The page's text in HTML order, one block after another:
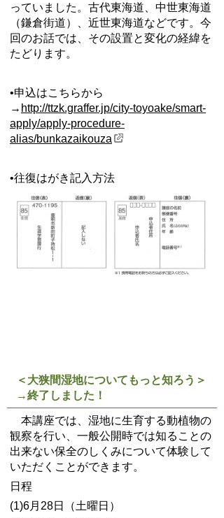
っていました。古代東海道、中世東海道
（鎌倉街道）、近世東海道などです。今
回のお話では、その設置と変化の経緯を
たどります。
•申込はこちらから
→ http://ttzk.graffer.jp/city-toyoake/smart-
apply/apply-procedure-
alias/bunkazaikouza
•往復はがき記入方法
＜大狭間湿地についてもっと知ろう＞
→終了しました！
本講座では、湿地に生育する動植物の
観察を行い、一般公開時では知ることの
出来ない保全のしくみについて体験して
いただくことができます。
日程
(1)6月28日（土曜日）